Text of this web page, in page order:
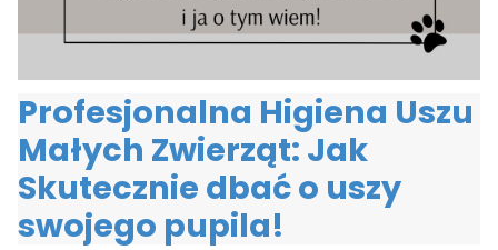
Profesjonalna Higiena Uszu
Małych Zwierząt: Jak
Skutecznie dbać o uszy
swojego pupila!